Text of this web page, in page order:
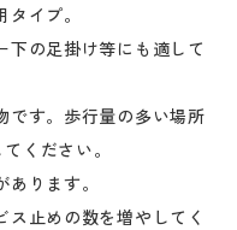
イプ。
の足掛け等にも適して
す。歩行量の多い場所
ください。
ります。
止めの数を増やしてく